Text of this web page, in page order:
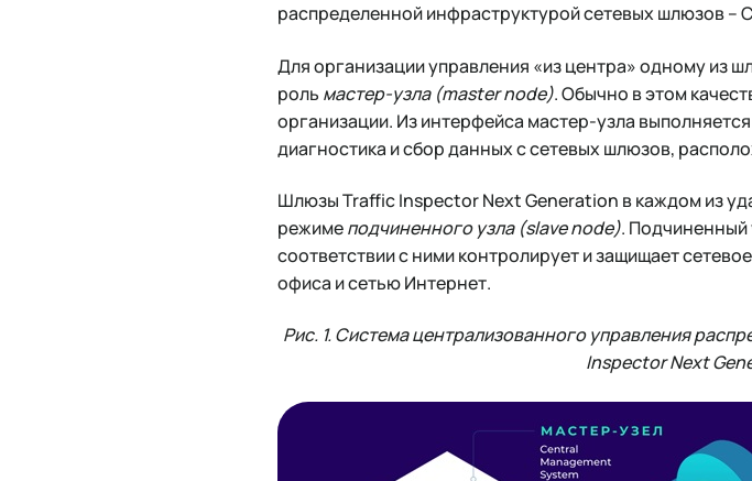
распределенной инфраструктурой сетевых шлюзов –
Для организации управления «из центра» одному из
роль мастер-узла (masternode). Обычно в этом
организации. Из интерфейса мастер-узла
диагностика и сбор данных с сетевых шлюзов,
Шлюзы Traffic Inspector Next Generation в каждом из
режимеподчиненного узла (slavenode). Подчиненный
соответствии с ними контролирует и защищает
офиса и сетью Интернет.
Рис. 1. Система централизованного управления
Inspector Next